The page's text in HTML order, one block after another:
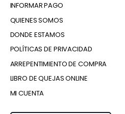
INFORMAR PAGO
QUIENES SOMOS
DONDE ESTAMOS
POLÍTICAS DE PRIVACIDAD
ARREPENTIMIENTO DE COMPRA
LIBRO DE QUEJAS ONLINE
MI CUENTA